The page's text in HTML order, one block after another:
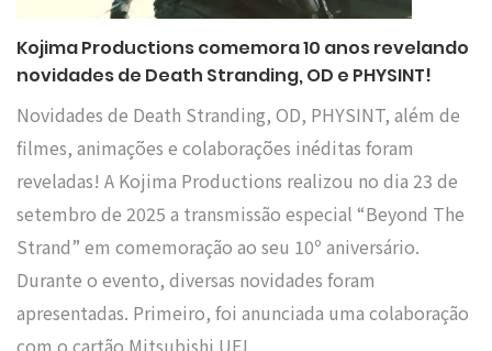
Kojima Productions comemora 10 anos revelando
novidades de Death Stranding, OD e PHYSINT!
Novidades de Death Stranding, OD, PHYSINT, além de
filmes, animações e colaborações inéditas foram
reveladas! A Kojima Productions realizou no dia 23 de
setembro de 2025 a transmissão especial “Beyond The
Strand” em comemoração ao seu 10º aniversário.
Durante o evento, diversas novidades foram
apresentadas. Primeiro, foi anunciada uma colaboração
com o cartão Mitsubishi UFJ,…